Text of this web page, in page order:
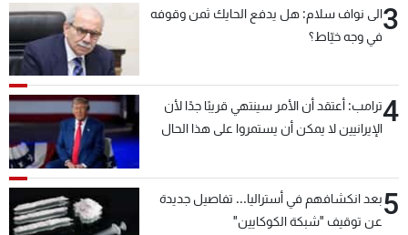
3الى نواف سلام: هل يدفع الحايك ثمن وقوفه
في وجه خيّاط؟
4ترامب: أعتقد أن الأمر سينتهي قريبًا جدًا لأن
الإيرانيين لا يمكن أن يستمروا على هذا الحال
5بعد انكشافهم في أستراليا... تفاصيل جديدة
عن توقيف "شبكة الكوكايين"